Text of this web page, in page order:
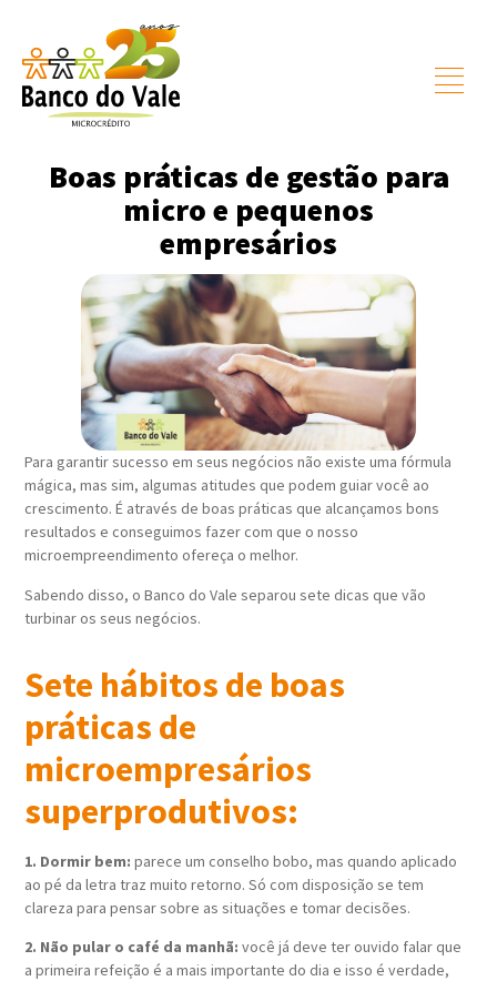
Boas práticas de gestão para
micro e pequenos
empresários
Para garantir sucesso em seus negócios não existe uma fórmula
mágica, mas sim, algumas atitudes que podem guiar você ao
crescimento. É através de boas práticas que alcançamos bons
resultados e conseguimos fazer com que o nosso
microempreendimento ofereça o melhor.
Sabendo disso, o Banco do Vale separou sete dicas que vão
turbinar os seus negócios.
Sete hábitos de boas
práticas de
microempresários
superprodutivos:
1. Dormir bem: parece um conselho bobo, mas quando aplicado
ao pé da letra traz muito retorno. Só com disposição se tem
clareza para pensar sobre as situações e tomar decisões.
2. Não pular o café da manhã: você já deve ter ouvido falar que
a primeira refeição é a mais importante do dia e isso é verdade,